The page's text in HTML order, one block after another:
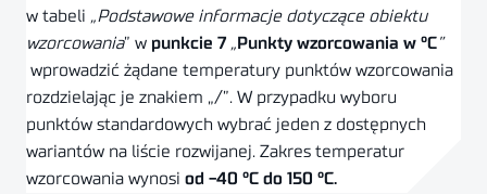
w tabeli „Podstawowe informacje dotyczące obiektu
wzorcowania” w punkcie 7 „ Punkty wzorcowania w °C”
wprowadzić żądane temperatury punktów wzorcowania
rozdzielając je znakiem „/”. W przypadku wyboru
punktów standardowych wybrać jeden z dostępnych
wariantów na liście rozwijanej. Zakres temperatur
wzorcowania wynosi od -40 °C do 150 °C.